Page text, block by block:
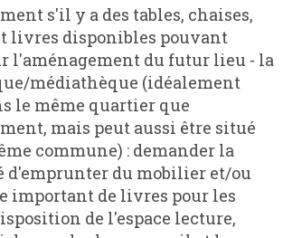
s'il y a des tables, chaises,
livres disponibles pouvant
l'aménagement du futur lieu - la
médiathèque (idéalement
le même quartier que
mais peut aussi être situé
commune) : demander la
d'emprunter du mobilier et/ou
important de livres pour les
de l'espace lecture,